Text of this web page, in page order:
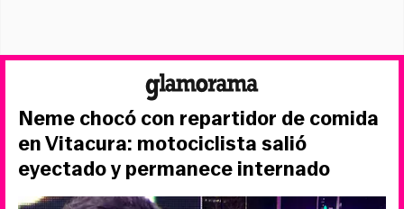
Neme chocó con repartidor de comida
en Vitacura: motociclista salió
eyectado y permanece internado